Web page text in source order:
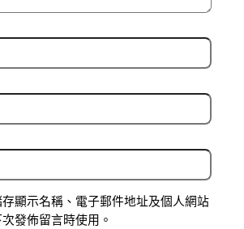
存顯示名稱、電子郵件地址及個人網站
發佈留言時使用。